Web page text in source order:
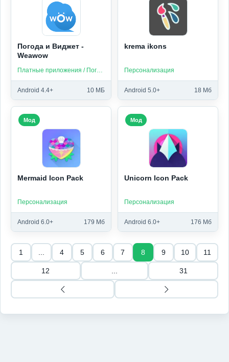
Погода и Виджет -
Weawow
Платные приложения / Погода
Android 4.4+ 10 МБ
krema ikons
Персонализация
Android 5.0+ 18 Мб
Mermaid Icon Pack
Персонализация
Android 6.0+ 179 Мб
Мод
Unicorn Icon Pack
Персонализация
Android 6.0+ 176 Мб
Мод
1 4 5 6 7 8 9 10 11
12 31